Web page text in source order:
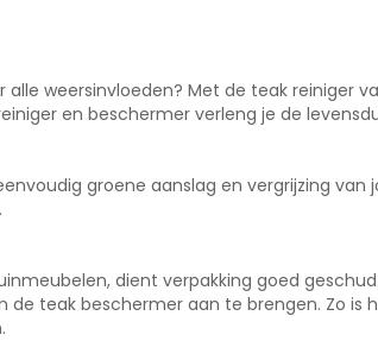
weersinvloeden? Met de teak reiniger
en beschermer verleng je de
groene aanslag en vergrijzing
dient verpakking goed
teak beschermer aan te brengen. Zo